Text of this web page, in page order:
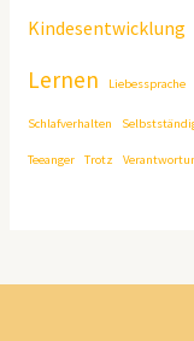
Kindesentwicklung
Lernen Liebessprache
Schlafverhalten
Teeanger Trotz